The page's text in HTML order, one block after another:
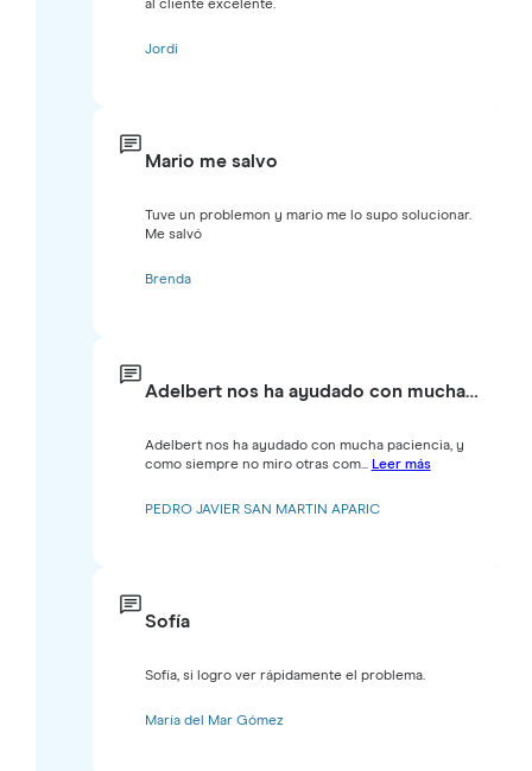
al cliente excelente.
Jordi
Mario me salvo
Tuve un problemon y mario me lo supo solucionar.
Me salvó
Brenda
Adelbert nos ha ayudado con mucha…
Adelbert nos ha ayudado con mucha paciencia, y
como siempre no miro otras com... Leer más
PEDRO JAVIER SAN MARTIN APARIC
Sofía
Sofía, si logro ver rápidamente el problema.
María del Mar Gómez